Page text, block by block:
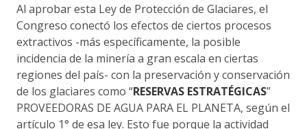
Al aprobar esta Ley de Protección de Glaciares, el
Congreso conectó los efectos de ciertos procesos
extractivos -más específicamente, la posible
incidencia de la minería a gran escala en ciertas
regiones del país- con la preservación y conservación
de los glaciares como “RESERVAS ESTRATÉGICAS”
PROVEEDORAS DE AGUA PARA EL PLANETA, según el
artículo 1° de esa ley. Esto fue porque la actividad